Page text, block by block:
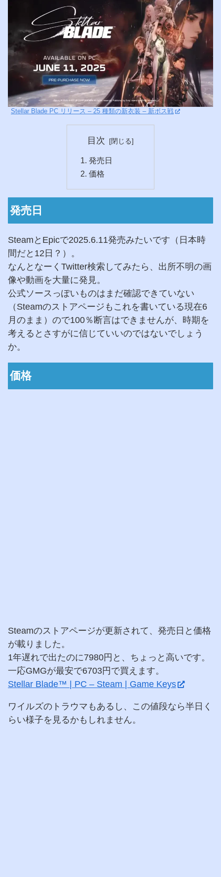
Stellar Blade PC リリース – 25 種類の新衣装 – 新ボス戦
目次
発売日
価格
発売日
SteamとEpicで2025.6.11発売みたいです（日本時
間だと12日？）。
なんとなーくTwitter検索してみたら、出所不明の画
像や動画を大量に発見。
公式ソースっぽいものはまだ確認できていない
（Steamのストアページもこれを書いている現在6
月のまま）ので100％断言はできませんが、時期を
考えるとさすがに信じていいのではないでしょう
か。
価格
Steamのストアページが更新されて、発売日と価格
が載りました。
1年遅れで出たのに7980円と、ちょっと高いです。
一応GMGが最安で6703円で買えます。
Stellar Blade™ | PC – Steam | Game Keys
ワイルズのトラウマもあるし、この値段なら半日く
らい様子を見るかもしれません。